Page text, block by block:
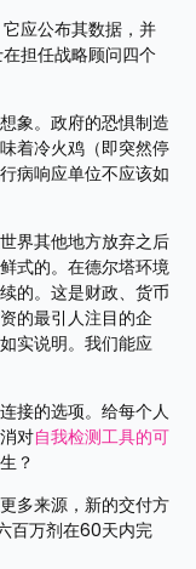
应公布其数据，并
担任战略顾问四个
象。政府的恐惧制造
着冷火鸡（即突然停
病响应单位不应该如
界其他地方放弃之后
式的。在德尔塔环境
的。这是财政、货币
的最引人注目的企
实说明。我们能应
接的选项。给每个人
对自我检测工具的可
？
多来源，新的交付方
百万剂在60天内完